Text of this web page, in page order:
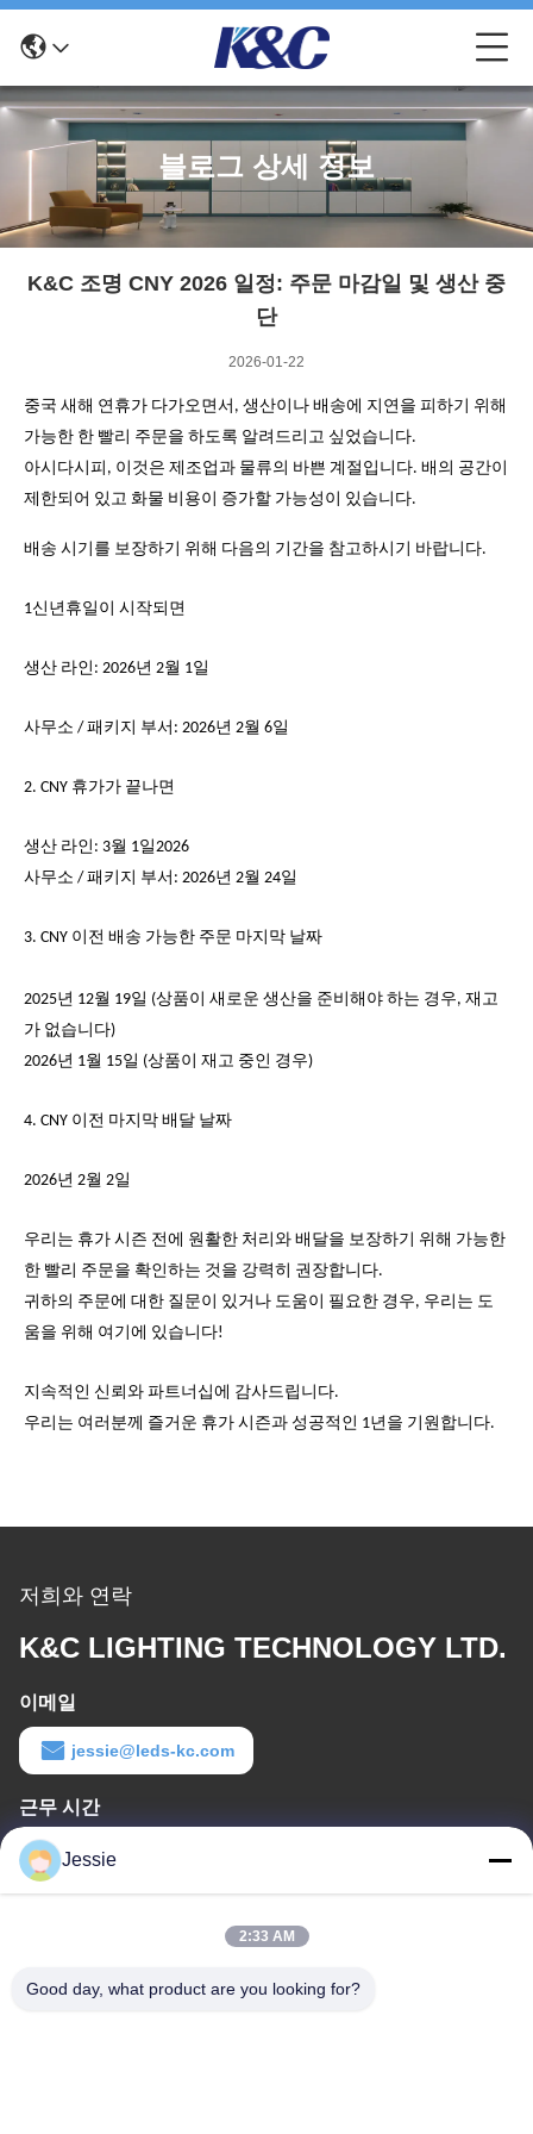
블로그 상세 정보
K&C 조명 CNY 2026 일정: 주문 마감일 및 생산 중
단
2026-01-22
중국 새해 연휴가 다가오면서, 생산이나 배송에 지연을 피하기 위해
가능한 한 빨리 주문을 하도록 알려드리고 싶었습니다.
아시다시피, 이것은 제조업과 물류의 바쁜 계절입니다. 배의 공간이
제한되어 있고 화물 비용이 증가할 가능성이 있습니다.
배송 시기를 보장하기 위해 다음의 기간을 참고하시기 바랍니다.
1신년휴일이 시작되면
생산 라인: 2026년 2월 1일
사무소 / 패키지 부서: 2026년 2월 6일
2. CNY 휴가가 끝나면
생산 라인: 3월 1일2026
사무소 / 패키지 부서: 2026년 2월 24일
3. CNY 이전 배송 가능한 주문 마지막 날짜
2025년 12월 19일 (상품이 새로운 생산을 준비해야 하는 경우, 재고
가 없습니다)
2026년 1월 15일 (상품이 재고 중인 경우)
4. CNY 이전 마지막 배달 날짜
2026년 2월 2일
우리는 휴가 시즌 전에 원활한 처리와 배달을 보장하기 위해 가능한
한 빨리 주문을 확인하는 것을 강력히 권장합니다.
귀하의 주문에 대한 질문이 있거나 도움이 필요한 경우, 우리는 도
움을 위해 여기에 있습니다!
지속적인 신뢰와 파트너십에 감사드립니다.
우리는 여러분께 즐거운 휴가 시즌과 성공적인 1년을 기원합니다.
저희와 연락
K&C LIGHTING TECHNOLOGY LTD.
이메일
jessie@leds-kc.com
근무 시간
08:00-18:00
우리 주소
Jessie
2:33 AM
Good day, what product are you looking for?